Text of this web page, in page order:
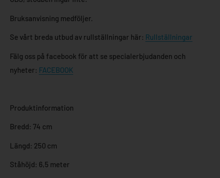
Bruksanvisning medföljer.
Se vårt breda utbud av rullställningar här: Rullställningar
Fälg oss på facebook för att se specialerbjudanden och
nyheter: FACEBOOK
Produktinformation
Bredd: 74 cm
Längd: 250 cm
Ståhöjd: 6,5 meter